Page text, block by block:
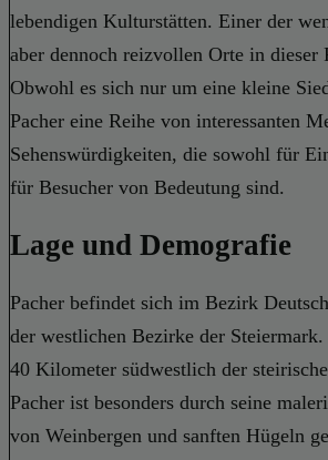
lebendigen Kulturstätten. Einer der
aber dennoch reizvollen Orte in dieser
Obwohl es sich nur um eine kleine
Pacher eine Reihe von interessanten
Sehenswürdigkeiten, die sowohl für
für Besucher von Bedeutung sind.
Lage und Demografie
Pacher befindet sich im Bezirk
der westlichen Bezirke der
40 Kilometer südwestlich der
Pacher ist besonders durch seine
von Weinbergen und sanften Hügeln